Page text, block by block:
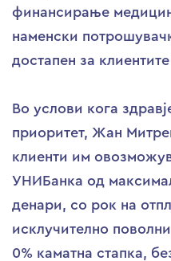
финансирање
наменски
достапен за
Во услови кога
приоритет, Жан
клиенти им
УНИБанка од
денари, со рок на
исклучително
0% каматна стапка,